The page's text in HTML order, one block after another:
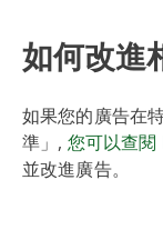
如何改進
如果您的廣告在
準」, 您可以查
並改進廣告。